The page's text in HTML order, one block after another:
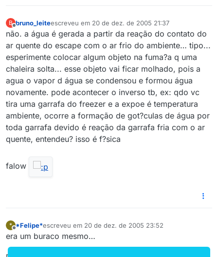
B
Offline
bruno_leiteescreveu em 20 de dez. de 2005 21:37
última edição por
não. a água é gerada a partir da reação do contato do
ar quente do escape com o ar frio do ambiente… tipo...
esperimente colocar algum objeto na fuma?a q uma
chaleira solta... esse objeto vai ficar molhado, pois a
agua o vapor d água se condensou e formou água
novamente. pode acontecer o inverso tb, ex: qdo vc
tira uma garrafa do freezer e a expoe é temperatura
ambiente, ocorre a formação de got?culas de água por
toda garrafa devido é reação da garrafa fria com o ar
quente, entendeu? isso é f?sica
falow
* *Felipe*escreveu em 20 de dez. de 2005 23:52
última edição por
era um buraco mesmo…